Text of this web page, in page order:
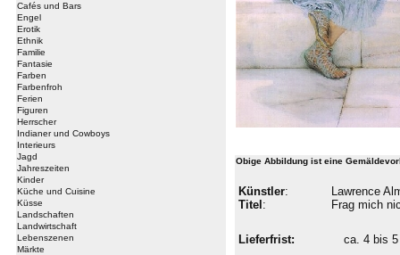
Cafés und Bars
Engel
Erotik
Ethnik
Familie
Fantasie
Farben
Farbenfroh
Ferien
Figuren
Herrscher
Indianer und Cowboys
Interieurs
Jagd
Jahreszeiten
Kinder
Küche und Cuisine
Küsse
Landschaften
Landwirtschaft
Lebenszenen
Märkte
Obige Abbildung ist eine
Künstler:
Titel :
Lawrence
Frag mich
Lieferfrist: ca. 4 bis